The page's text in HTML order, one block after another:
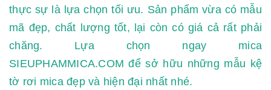
thực sự là lựa chọn tối ưu. Sản phẩm vừa có mẫu
mã đẹp, chất lượng tốt, lại còn có giá cả rất phải
chăng. Lựa chọn ngay mica
SIEUPHAMMICA.COM để sở hữu những mẫu kệ
tờ rơi mica đẹp và hiện đại nhất nhé.